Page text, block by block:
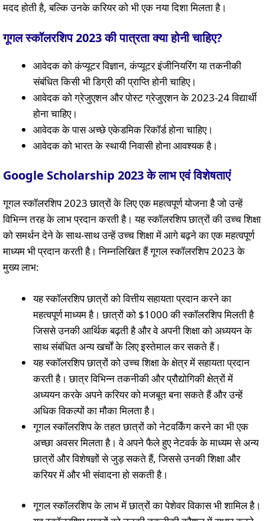
मदद होती है, बल्कि उनके करियर को भी एक नया दिशा मिलता है।
गूगल स्कॉलरशिप 2023 की पात्रता क्या होनी चाहिए?
आवेदक को कंप्यूटर विज्ञान, कंप्यूटर इंजीनियरिंग या तकनीकी
संबंधित किसी भी डिग्री की प्राप्ति होनी चाहिए।
आवेदक को ग्रेजुएशन और पोस्ट ग्रेजुएशन के 2023-24 विद्यार्थी
होना चाहिए।
आवेदक के पास अच्छे एकेडमिक रिकॉर्ड होना चाहिए।
आवेदक को भारत के स्थायी निवासी होना आवश्यक है।
Google Scholarship 2023 के लाभ एवं विशेषताएं
गूगल स्कॉलरशिप 2023 छात्रों के लिए एक महत्वपूर्ण योजना है जो उन्हें
विभिन्न तरह के लाभ प्रदान करती है। यह स्कॉलरशिप छात्रों की उच्च शिक्षा
को समर्थन देने के साथ-साथ उन्हें उच्च शिक्षा में आगे बढ़ने का एक महत्वपूर्ण
माध्यम भी प्रदान करती है। निम्नलिखित हैं गूगल स्कॉलरशिप 2023 के
मुख्य लाभ:
यह स्कॉलरशिप छात्रों को वित्तीय सहायता प्रदान करने का
महत्वपूर्ण माध्यम है। छात्रों को $1000 की स्कॉलरशिप मिलती है
जिससे उनकी आर्थिक बढ़ती है और वे अपनी शिक्षा को अध्ययन के
साथ संबंधित अन्य खर्चों के लिए इस्तेमाल कर सकते हैं।
यह स्कॉलरशिप छात्रों को उच्च शिक्षा के क्षेत्र में सहायता प्रदान
करती है। छात्र विभिन्न तकनीकी और प्रौद्योगिकी क्षेत्रों में
अध्ययन करके अपने करियर को मजबूत बना सकते हैं और उन्हें
अधिक विकल्पों का मौका मिलता है।
गूगल स्कॉलरशिप के तहत छात्रों को नेटवर्किंग करने का भी एक
अच्छा अवसर मिलता है। वे अपने फैले हुए नेटवर्क के माध्यम से अन्य
छात्रों और विशेषज्ञों से जुड़ सकते हैं, जिससे उनकी शिक्षा और
करियर में और भी संवादना हो सकती है।
गूगल स्कॉलरशिप के लाभ में छात्रों का पेशेवर विकास भी शामिल है।